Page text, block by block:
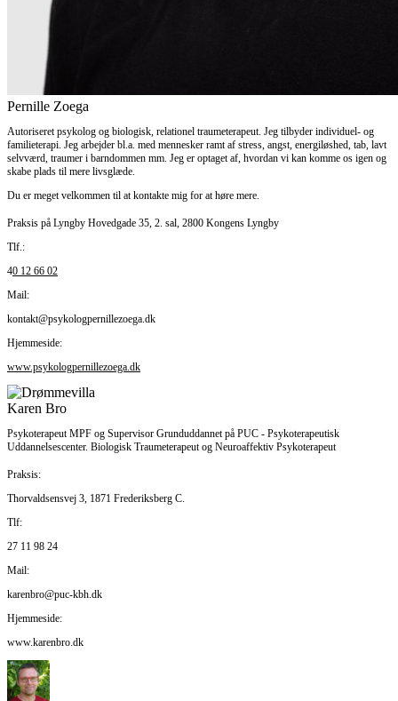
Pernille Zoega
Autoriseret psykolog og biologisk, relationel traumeterapeut. Jeg tilbyder individuel- og
familieterapi. Jeg arbejder bl.a. med mennesker ramt af stress, angst, energiløshed, tab, lavt
selvværd, traumer i barndommen mm. Jeg er optaget af, hvordan vi kan komme os igen og
skabe plads til mere livsglæde.
Du er meget velkommen til at kontakte mig for at høre mere.
Praksis på Lyngby Hovedgade 35, 2. sal, 2800 Kongens Lyngby
Tlf.:
40 12 66 02
Mail:
kontakt@psykologpernillezoega.dk
​Hjemmeside:
www.psykologpernillezoega.dk
Karen Bro
Psykoterapeut MPF og Supervisor Grunduddannet på PUC - Psykoterapeutisk
Uddannelsescenter. Biologisk Traumeterapeut og Neuroaffektiv Psykoterapeut
Praksis:
Thorvaldsensvej 3, 1871 Frederiksberg C.
Tlf:
27 11 98 24
Mail:
karenbro@puc-kbh.dk
Hjemmeside:
www.karenbro.dk